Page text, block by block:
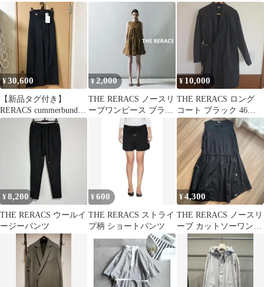
Ｔシャツ▪︎前後差・しっ
かり素材
シャツ 白 36
¥30,600
【新品タグ付き】
RERACS cummerbund
SLACKS 36 グレー
¥2,000
THE RERACS ノースリ
ーブワンピース ブラウ
¥ 10,000
THE RERACS ロング
コート ブラック 46
16AW
¥8,200
THE RERACS ウールイ
ージーパンツ
¥600
THE RERACS ストライ
プ柄 ショートパンツ
¥4,300
THE RERACS ノースリ
ーブ カットソーワンピ
ース ブラック 38